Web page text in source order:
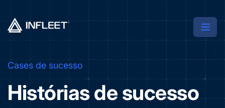
Cases de sucesso
Histórias de sucesso